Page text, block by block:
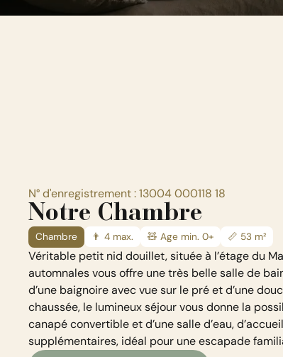
N° d'enregistrement : 13004 000118 18
Notre Chambre
Chambre 👨 4 max. 🧸 Age min. 0+ 📏 53 m²
Véritable petit nid douillet, située à l’étage du
automnales vous offre une très belle salle de
d’une baignoire avec vue sur le pré et d’une
chaussée, le lumineux séjour vous donne la
canapé convertible et d’une salle d’eau,
supplémentaires, idéal pour une escapade